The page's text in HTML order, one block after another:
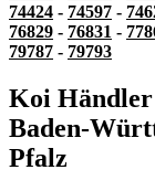
74424 - 74597 -
76829 - 76831 -
79787 - 79793
Koi Händler
Baden-
Pfalz